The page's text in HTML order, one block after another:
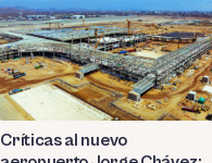
Críticas al nuevo